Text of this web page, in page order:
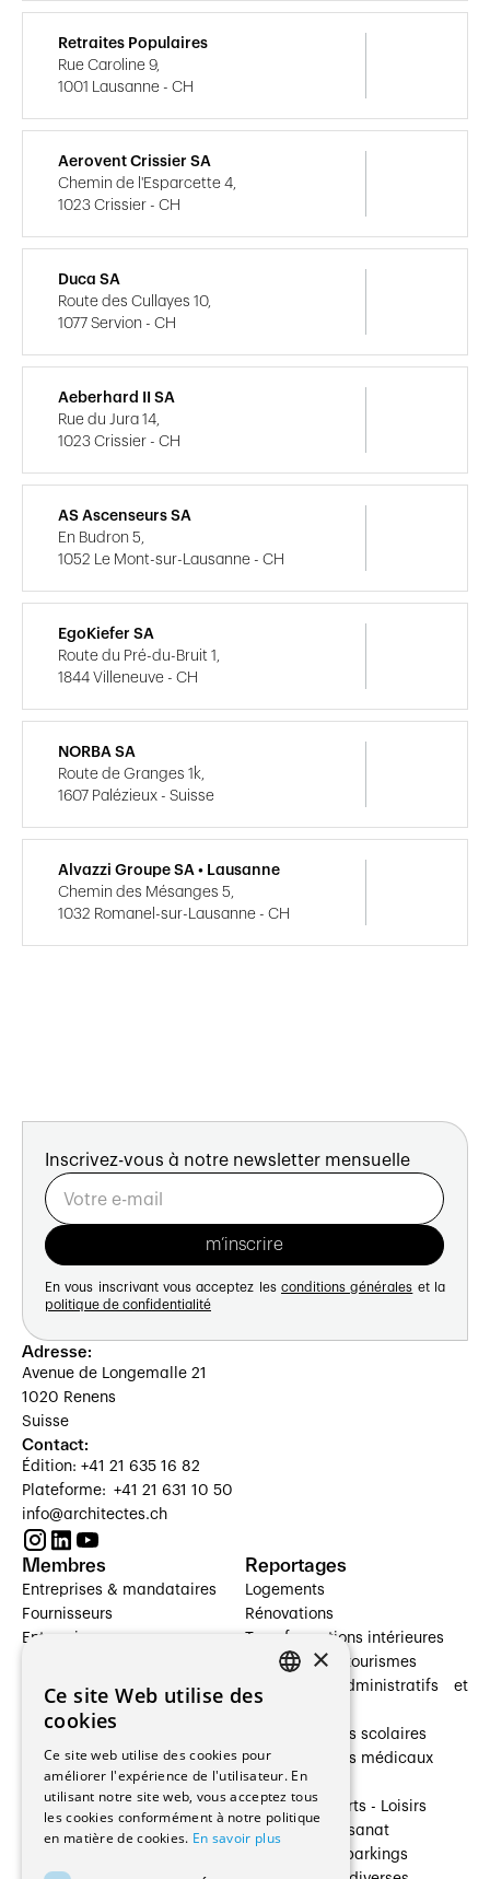
Retraites Populaires
Rue Caroline 9,
1001 Lausanne - CH
Aerovent Crissier SA
Chemin de l'Esparcette 4,
1023 Crissier - CH
Duca SA
Route des Cullayes 10,
1077 Servion - CH
Aeberhard II SA
Rue du Jura 14,
1023 Crissier - CH
AS Ascenseurs SA
En Budron 5,
1052 Le Mont-sur-Lausanne - CH
EgoKiefer SA
Route du Pré-du-Bruit 1,
1844 Villeneuve - CH
NORBA SA
Route de Granges 1k,
1607 Palézieux - Suisse
Alvazzi Groupe SA • Lausanne
Chemin des Mésanges 5,
1032 Romanel-sur-Lausanne - CH
Inscrivez-vous à notre newsletter mensuelle
En vous inscrivant vous acceptez les conditions générales et la
politique de confidentialité
Adresse:
Avenue de Longemalle 21
1020 Renens
Suisse
Contact:
Édition: +41 21 635 16 82
Plateforme: +41 21 631 10 50
info@architectes.ch
Membres
Entreprises & mandataires
Fournisseurs
Entreprises
Architectes paysagistes
Architectes d'intérieur
Entreprises générales
Ingénieurs et mandataires
Fabricants / Fournisseurs
Reportages
Logements
Rénovations
Transformations intérieures
Hôtelleries et tourismes
Bâtiments administratifs et
Établissements scolaires
Établissements médicaux
Villas
Cultures - Sports - Loisirs
Industrie - Artisanat
Transports et parkings
×
Ce site Web utilise des
cookies
Ce site web utilise des cookies pour
améliorer l'expérience de l'utilisateur. En
utilisant notre site web, vous acceptez tous
les cookies conformément à notre politique
en matière de cookies. En savoir plus